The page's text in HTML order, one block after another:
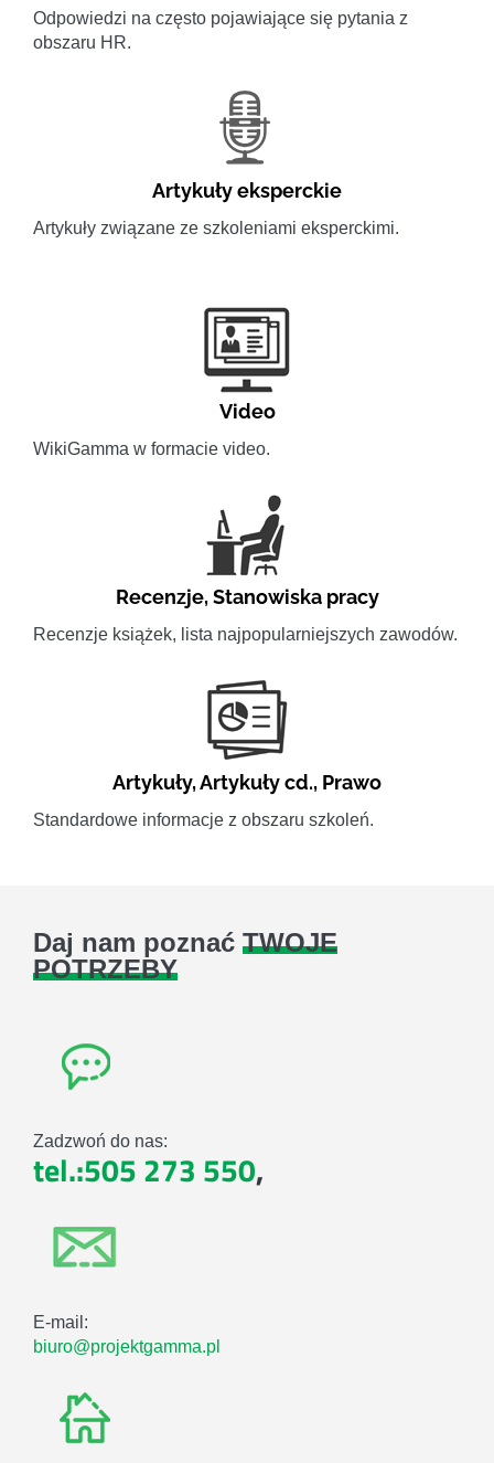
Odpowiedzi na często pojawiające się pytania z
obszaru HR.
Artykuły eksperckie
Artykuły związane ze szkoleniami eksperckimi.
Video
WikiGamma w formacie video.
Recenzje,Stanowiska pracy
Recenzje książek, lista najpopularniejszych zawodów.
Artykuły,Artykuły cd., Prawo
Standardowe informacje z obszaru szkoleń.
Daj nam poznać TWOJE
POTRZEBY
Zadzwoń do nas:
tel.:505 273 550,
E-mail:
biuro@projektgamma.pl